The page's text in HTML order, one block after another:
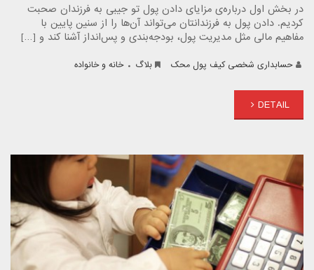
در بخش اول درباره‌ی مزایای دادن پول تو جیبی به فرزندان صحبت
کردیم. دادن پول به فرزندانتان می‌تواند آن‌ها را از سنین پایین با
مفاهیم مالی مثل مدیریت پول، بودجه‌بندی و پس‌انداز آشنا کند و […]
حسابداری شخصی کیف پول محک بلاگ . خانه و خانواده
DETAIL